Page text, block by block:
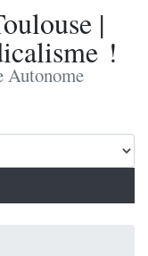
|
!
Autonome